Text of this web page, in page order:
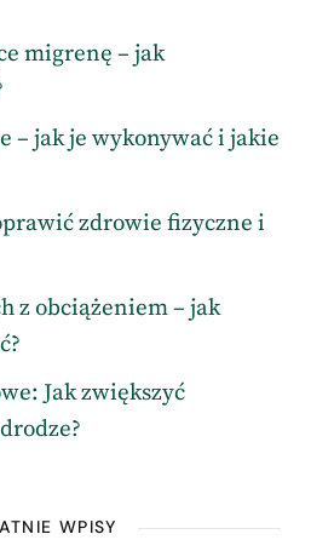
migrenę – jak
– jak je wykonywać i jakie
zdrowie fizyczne i
z obciążeniem – jak
Jak zwiększyć
WPISY